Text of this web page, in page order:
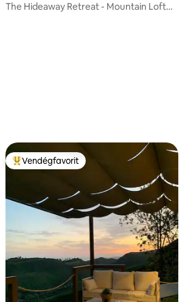
The Hideaway Retreat - Mountain Loft
5/5, 431 vélemény
Kiemelt vendégfavorit
Vendégfavorit